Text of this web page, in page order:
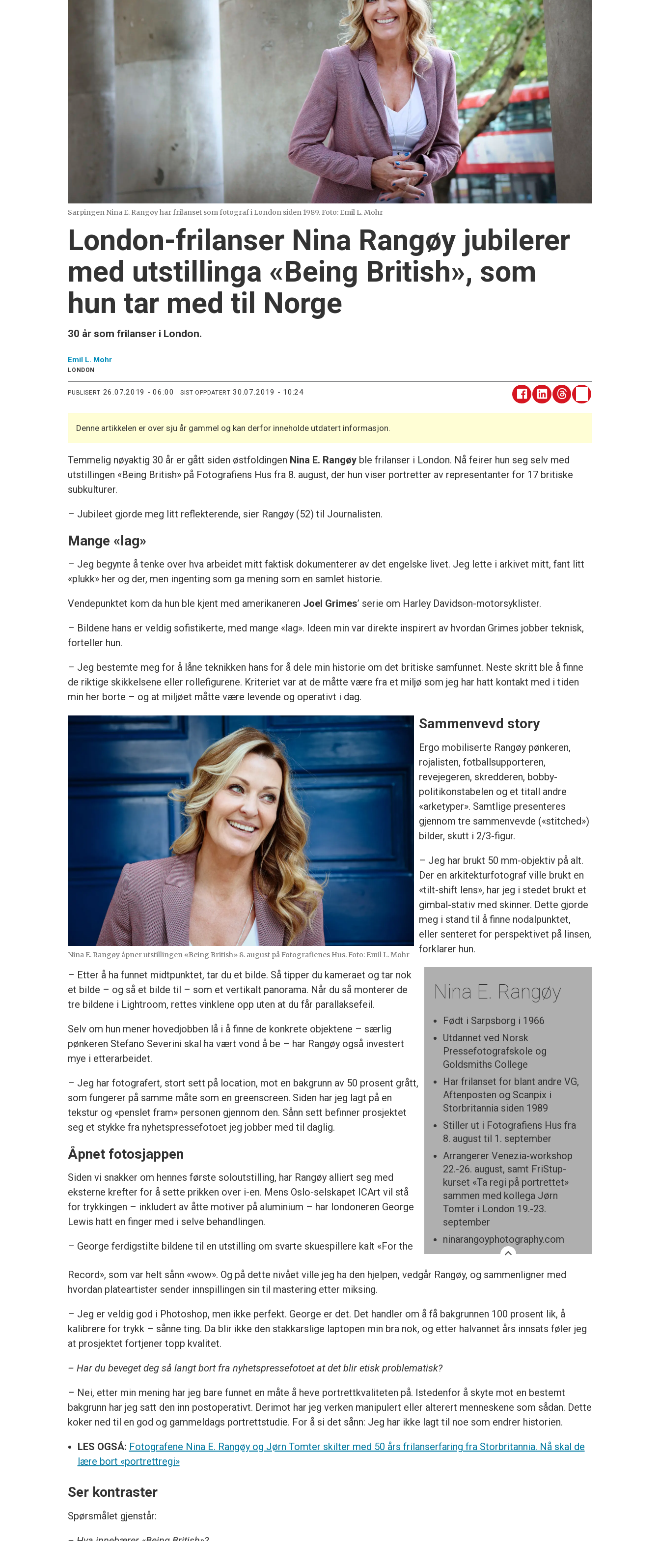
Sarpingen Nina E. Rangøy har frilanset som fotograf i London siden 1989. Foto: Emil L. Mohr
London-frilanser Nina Rangøy jubilerer
med utstillinga «Being British», som
hun tar med til Norge
30 år som frilanser i London.
Emil L. Mohr
LONDON
PUBLISERT 26.07.2019 - 06:00 SIST OPPDATERT 30.07.2019 - 10:24
Denne artikkelen er over sju år gammel og kan derfor inneholde utdatert informasjon.
Temmelig nøyaktig 30 år er gått siden østfoldingen Nina E. Rangøy ble frilanser i London. Nå feirer hun seg selv med
utstillingen «Being British» på Fotografiens Hus fra 8. august, der hun viser portretter av representanter for 17 britiske
subkulturer.
– Jubileet gjorde meg litt reflekterende, sier Rangøy (52) til Journalisten.
Mange «lag»
– Jeg begynte å tenke over hva arbeidet mitt faktisk dokumenterer av det engelske livet. Jeg lette i arkivet mitt, fant litt
«plukk» her og der, men ingenting som ga mening som en samlet historie.
Vendepunktet kom da hun ble kjent med amerikaneren Joel Grimes’ serie om Harley Davidson-motorsyklister.
– Bildene hans er veldig sofistikerte, med mange «lag». Ideen min var direkte inspirert av hvordan Grimes jobber teknisk,
forteller hun.
– Jeg bestemte meg for å låne teknikken hans for å dele min historie om det britiske samfunnet. Neste skritt ble å finne
de riktige skikkelsene eller rollefigurene. Kriteriet var at de måtte være fra et miljø som jeg har hatt kontakt med i tiden
min her borte – og at miljøet måtte være levende og operativt i dag.
Nina E. Rangøy åpner utstillingen «Being British» 8. august på Fotografienes Hus. Foto: Emil L. Mohr
Sammenvevd story
Ergo mobiliserte Rangøy pønkeren,
rojalisten, fotballsupporteren,
revejegeren, skredderen, bobby-
politikonstabelen og et titall andre
«arketyper». Samtlige presenteres
gjennom tre sammenvevde («stitched»)
bilder, skutt i 2/3-figur.
– Jeg har brukt 50 mm-objektiv på alt.
Der en arkitekturfotograf ville brukt en
«tilt-shift lens», har jeg i stedet brukt et
gimbal-stativ med skinner. Dette gjorde
meg i stand til å finne nodalpunktet,
eller senteret for perspektivet på linsen,
forklarer hun.
Nina E. Rangøy
Født i Sarpsborg i 1966
Utdannet ved Norsk
Pressefotografskole og
Goldsmiths College
Har frilanset for blant andre VG,
Aftenposten og Scanpix i
Storbritannia siden 1989
Stiller ut i Fotografiens Hus fra
8. august til 1. september
Arrangerer Venezia-workshop
22.-26. august, samt FriStup-
kurset «Ta regi på portrettet»
sammen med kollega Jørn
Tomter i London 19.-23.
september
ninarangoyphotography.com
– Etter å ha funnet midtpunktet, tar du et bilde. Så tipper du kameraet og tar nok
et bilde – og så et bilde til – som et vertikalt panorama. Når du så monterer de
tre bildene i Lightroom, rettes vinklene opp uten at du får parallaksefeil.
Selv om hun mener hovedjobben lå i å finne de konkrete objektene – særlig
pønkeren Stefano Severini skal ha vært vond å be – har Rangøy også investert
mye i etterarbeidet.
– Jeg har fotografert, stort sett på location, mot en bakgrunn av 50 prosent grått,
som fungerer på samme måte som en greenscreen. Siden har jeg lagt på en
tekstur og «penslet fram» personen gjennom den. Sånn sett befinner prosjektet
seg et stykke fra nyhetspressefotoet jeg jobber med til daglig.
Åpnet fotosjappen
Siden vi snakker om hennes første soloutstilling, har Rangøy alliert seg med
eksterne krefter for å sette prikken over i-en. Mens Oslo-selskapet ICArt vil stå
for trykkingen – inkludert av åtte motiver på aluminium – har londoneren George
Lewis hatt en finger med i selve behandlingen.
– George ferdigstilte bildene til en utstilling om svarte skuespillere kalt «For the
Record», som var helt sånn «wow». Og på dette nivået ville jeg ha den hjelpen, vedgår Rangøy, og sammenligner med
hvordan plateartister sender innspillingen sin til mastering etter miksing.
– Jeg er veldig god i Photoshop, men ikke perfekt. George er det. Det handler om å få bakgrunnen 100 prosent lik, å
kalibrere for trykk – sånne ting. Da blir ikke den stakkarslige laptopen min bra nok, og etter halvannet års innsats føler jeg
at prosjektet fortjener topp kvalitet.
– Har du beveget deg så langt bort fra nyhetspressefotoet at det blir etisk problematisk?
– Nei, etter min mening har jeg bare funnet en måte å heve portrettkvaliteten på. Istedenfor å skyte mot en bestemt
bakgrunn har jeg satt den inn postoperativt. Derimot har jeg verken manipulert eller alterert menneskene som sådan. Dette
koker ned til en god og gammeldags portrettstudie. For å si det sånn: Jeg har ikke lagt til noe som endrer historien.
LES OGSÅ: Fotografene Nina E. Rangøy og Jørn Tomter skilter med 50 års frilanserfaring fra Storbritannia. Nå skal de
lære bort «portrettregi»
Ser kontraster
Spørsmålet gjenstår: